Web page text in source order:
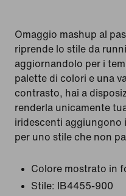
Omaggio mashup al
riprende lo stile da
aggiornandolo per i
palette di colori e una
contrasto, hai a
renderla unicamente
iridescenti aggiungono
per uno stile che non
Colore mostrato in
Stile:
IB4455-900